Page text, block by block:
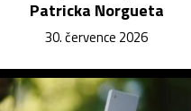
Patricka Norgueta
30. července 2026